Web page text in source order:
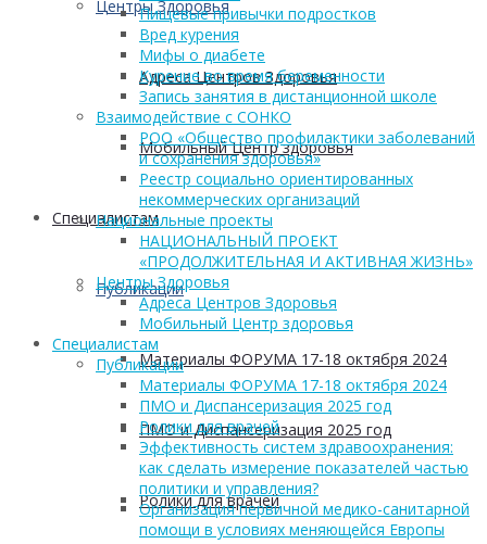
Центры Здоровья
Адреса Центров Здоровья
Мобильный Центр здоровья
Cпециалистам
Публикации
Материалы ФОРУМА 17-18 октября 2024
ПМО и Диспансеризация 2025 год
Ролики для врачей
Пищевые привычки подростков
Вред курения
Мифы о диабете
Курение во время беременности
Запись занятия в дистанционной школе
Взаимодействие с СОНКО
РОО «Общество профилактики заболеваний
и сохранения здоровья»
Реестр социально ориентированных
некоммерческих организаций
Национальные проекты
НАЦИОНАЛЬНЫЙ ПРОЕКТ
«ПРОДОЛЖИТЕЛЬНАЯ И АКТИВНАЯ ЖИЗНЬ»
Центры Здоровья
Адреса Центров Здоровья
Мобильный Центр здоровья
Cпециалистам
Публикации
Материалы ФОРУМА 17-18 октября 2024
ПМО и Диспансеризация 2025 год
Ролики для врачей
Эффективность систем здравоохранения:
как сделать измерение показателей частью
политики и управления?
Организация первичной медико-санитарной
помощи в условиях меняющейся Европы